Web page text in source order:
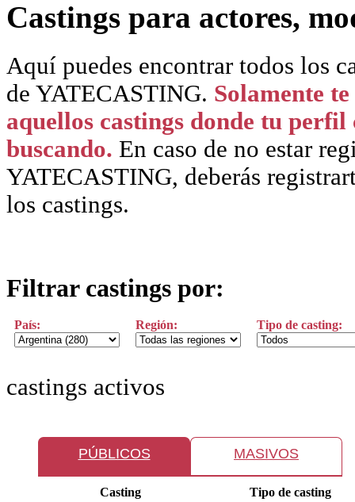
Castings para actores,
Aquí puedes encontrar todos los
de YATECASTING. Solamente
aquellos castings donde tu perfil
buscando. En caso de no estar
YATECASTING, deberás
los castings.
Filtrar castings por:
País: Región: Tipo de casting:
castings activos
PÚBLICOS MASIVOS
Casting
Tipo de casting